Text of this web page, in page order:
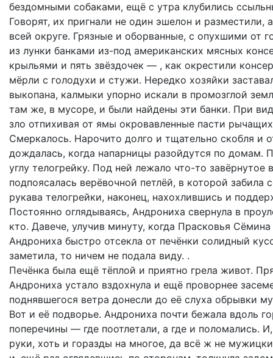
бездомными собаками, ещё с утра клубились
Говорят, их пригнали не один эшелон и
всей округе. Грязные и оборванные, с опухшими от
из лунки банками из-под американских мясных
крыльями и пять звёздочек — , как окрестили
мёрли с голодухи и стужи. Нередко хозяйки
выкопана, калмыки упорно искали в промозглой
там же, в мусоре, и были найдены эти банки. При
зло отпихивая от ямы окровавленные пасти
Смеркалось. Нарочито долго и тщательно скобля
дождалась, когда напарницы разойдутся по домам.
углу телогрейку. Под ней лежало что-то
подпоясалась верёвочной петлёй, в которой
рукава телогрейки, наконец, нахохлившись и
Постоянно оглядываясь, Андрониха свернула в
кто. Давече, улучив минуту, когда Прасковья
Андрониха быстро отсекла от печёнки солидный
заметила, то ничем не подала виду. .
Печёнка была ещё тёплой и приятно грела живот.
Андрониха устало вздохнула и ещё проворнее
поднявшегося ветра донесли до её слуха обрывки
Вот и её подворье. Андрониха почти бежала вдоль
поперечины — где поотлетали, а где и поломались.
руки, хоть и горазды на многое, да всё ж не